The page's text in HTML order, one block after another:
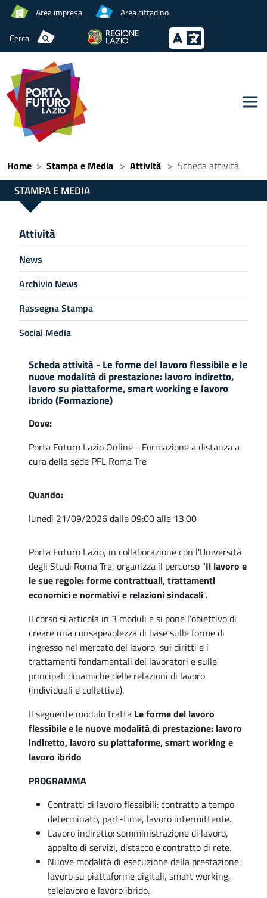
Area impresa Area cittadino
Cerca
Home Stampa e Media Attività Scheda attività
STAMPA E MEDIA
Attività
News
Archivio News
Rassegna Stampa
Social Media
Scheda attività - Le forme del lavoro flessibile e le
nuove modalità di prestazione: lavoro indiretto,
lavoro su piattaforme, smart working e lavoro
ibrido (Formazione)
Dove:
Porta Futuro Lazio Online - Formazione a distanza a
cura della sede PFL Roma Tre
Quando:
lunedì 21/09/2026 dalle 09:00 alle 13:00
Porta Futuro Lazio, in collaborazione con l'Università
degli Studi Roma Tre, organizza il percorso "Il lavoro e
le sue regole: forme contrattuali, trattamenti
economici e normativi e relazioni sindacali".
Il corso si articola in 3 moduli e si pone l’obiettivo di
creare una consapevolezza di base sulle forme di
ingresso nel mercato del lavoro, sui diritti e i
trattamenti fondamentali dei lavoratori e sulle
principali dinamiche delle relazioni di lavoro
(individuali e collettive).
Il seguente modulo tratta Le forme del lavoro
flessibile e le nuove modalità di prestazione: lavoro
indiretto, lavoro su piattaforme, smart working e
lavoro ibrido
PROGRAMMA
Contratti di lavoro flessibili: contratto a tempo
determinato, part-time, lavoro intermittente.
Lavoro indiretto: somministrazione di lavoro,
appalto di servizi, distacco e contratto di rete.
Nuove modalità di esecuzione della prestazione:
lavoro su piattaforme digitali, smart working,
telelavoro e lavoro ibrido.